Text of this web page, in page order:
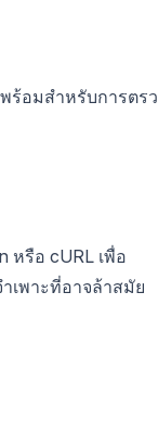
ร้อมสำหรับการตร
หรือ cURL เพื่อ
เพาะที่อาจล้าสมัย